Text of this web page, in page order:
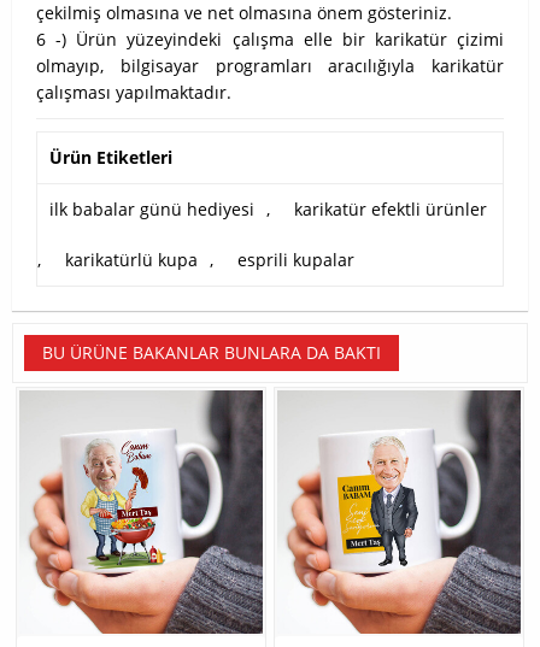
çekilmiş olmasına ve net olmasına önem gösteriniz.
6 -) Ürün yüzeyindeki çalışma elle bir karikatür çizimi
olmayıp, bilgisayar programları aracılığıyla karikatür
çalışması yapılmaktadır.
Ürün Etiketleri
ilk babalar günü hediyesi , karikatür efektli ürünler
, karikatürlü kupa , esprili kupalar
BU ÜRÜNE BAKANLAR BUNLARA DA BAKTI